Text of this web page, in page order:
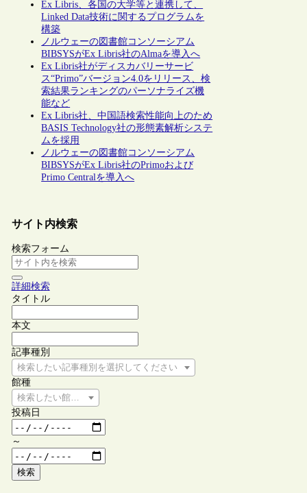
Ex Libris、各国の大学等と連携して、
Linked Data技術に関するプログラムを
構築
ノルウェーの図書館コンソーシアム
BIBSYSがEx Libris社のAlmaを導入へ
Ex Libris社がディスカバリーサービ
ス“Primo”バージョン4.0をリリース、検
索結果ランキングのパーソナライズ機
能など
Ex Libris社、中国語検索性能向上のため
BASIS Technology社の形態素解析システ
ムを採用
ノルウェーの図書館コンソーシアム
BIBSYSがEx Libris社のPrimoおよび
Primo Centralを導入へ
サイト内検索
検索フォーム
詳細検索
タイトル
本文
記事種別
検索したい記事種別を選択してください
館種
検索したい館種を選択してください
投稿日
～
検索